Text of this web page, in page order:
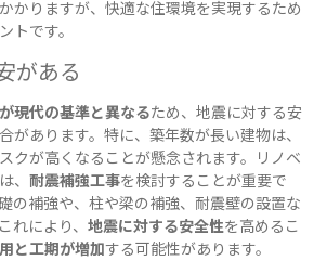
かりますが、快適な住環境を実現するため
トです。
がある
現代の基準と異なるため、地震に対する安
があります。特に、築年数が長い建物は、
クが高くなることが懸念されます。リノベ
、 耐震補強工事を検討することが重要で
の補強や、柱や梁の補強、耐震壁の設置な
れにより、 地震に対する安全性を高めるこ
と工期が増加する可能性があります。